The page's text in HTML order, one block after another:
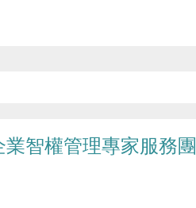
智權管理專家服務